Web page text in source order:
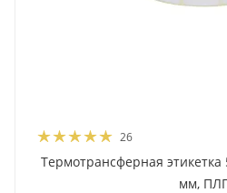
26
Термотрансферная этикетка
мм, ПЛГ